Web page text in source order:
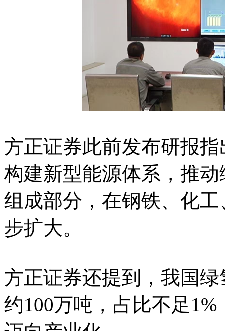
方正证券此前发布研报
构建新型能源体系，推
组成部分，在钢铁、化
步扩大。
方正证券还提到，我国
约100万吨，占比不足